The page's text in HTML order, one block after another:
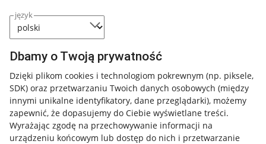
język
Dbamy o Twoją prywatność
Dzięki plikom cookies i technologiom pokrewnym (np. piksele,
SDK) oraz przetwarzaniu Twoich danych osobowych (między
innymi unikalne identyfikatory, dane przeglądarki), możemy
zapewnić, że dopasujemy do Ciebie wyświetlane treści.
Wyrażając zgodę na przechowywanie informacji na
urządzeniu końcowym lub dostęp do nich i przetwarzanie